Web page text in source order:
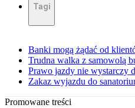
Tagi
Banki mogą żądać od
Trudna walka z samowolą
Prawo jazdy nie wystarczy
Zakaz wyjazdu do
Promowane treści